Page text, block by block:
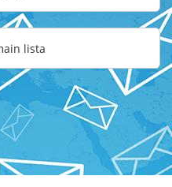
lista